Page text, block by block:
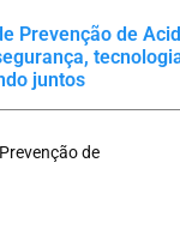
Prevenção de
juntos
de